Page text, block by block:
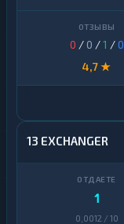
0 / 0 /1 /0
4,7 ★
13 EXCHANGER
1
0,0012 / 10